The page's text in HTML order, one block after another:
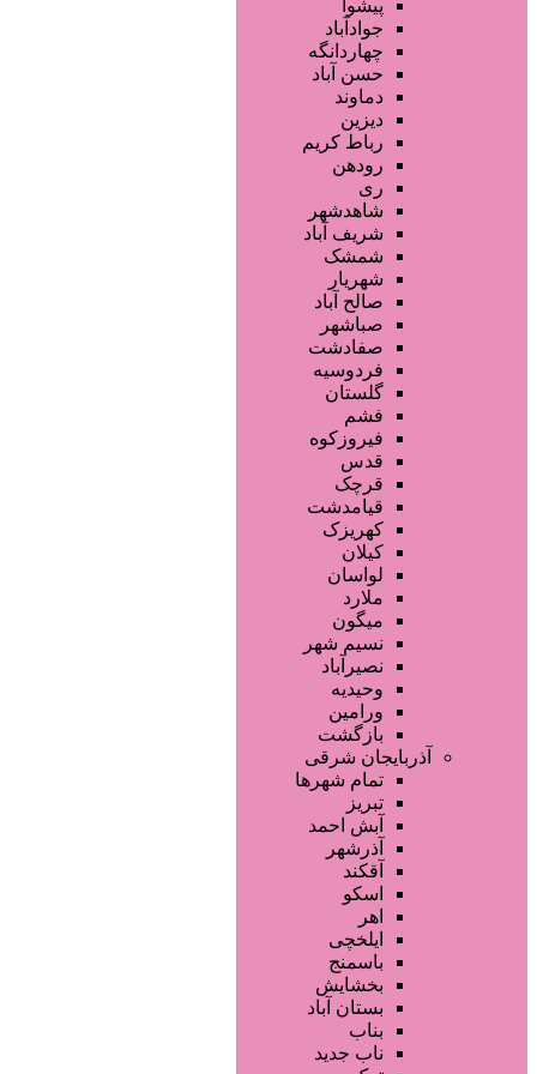
ماساژ و اسپا
خدمات لیزر و رفع موهای زائد
کلینیک های زیبایی پزشکی
آرایش دائم
خدمات مژه
سایر خدمات
پیشوا
جوادآباد
چهاردانگه
حسن آباد
دماوند
دیزین
رباط کریم
رودهن
ری
شاهدشهر
شریف آباد
شمشک
شهریار
صالح آباد
صباشهر
صفادشت
فردوسیه
گلستان
فشم
فیروزکوه
قدس
قرچک
قیامدشت
کهریزک
کیلان
لواسان
ملارد
میگون
نسیم شهر
نصیرآباد
وحیدیه
ورامین
بازگشت
آذربایجان شرقی
تمام شهر‌ها
تبریز
آبش احمد
آذرشهر
آقکند
اسکو
اهر
ایلخچی
باسمنج
بخشایش
بستان آباد
بناب
ناب جدید
صفحه اصلی
آگهی انبوه
طراحی سایت
صفحه اختصاصی
لیست سایتهای تبلیغاتی
دسته‌بندی‌ها
فارس/ شیراز